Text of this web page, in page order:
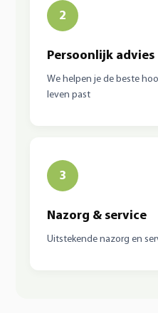
2
Persoonlijk advies
We helpen je de beste
leven past
3
Nazorg & service
Uitstekende nazorg en